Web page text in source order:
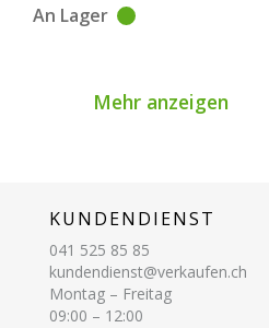
An Lager
Mehr anzeigen
KUNDENDIENST
041 525 85 85
kundendienst@verkaufen.ch
Montag – Freitag
09:00 – 12:00